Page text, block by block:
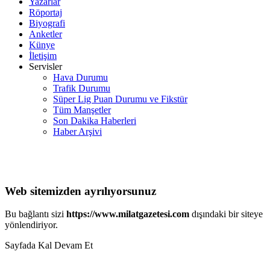
Röportaj
Biyografi
Anketler
Künye
İletişim
Servisler
Hava Durumu
Trafik Durumu
Süper Lig Puan Durumu ve Fikstür
Tüm Manşetler
Son Dakika Haberleri
Haber Arşivi
Web sitemizden ayrılıyorsunuz
Bu bağlantı sizi https://www.milatgazetesi.com dışındaki bir siteye
yönlendiriyor.
Sayfada Kal Devam Et